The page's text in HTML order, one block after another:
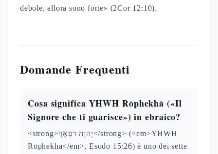
debole, allora sono forte» (2Cor 12:10).
Domande Frequenti
Cosa significa YHWH Rōphekhā («Il
Signore che ti guarisce») in ebraico?
<strong>יְהוָה רֹפְאֶךָ</strong> (<em>YHWH
Rōphekhā</em>, Esodo 15:26) è uno dei sette